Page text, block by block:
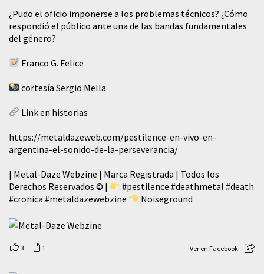
¿Pudo el oficio imponerse a los problemas técnicos? ¿Cómo
respondió el público ante una de las bandas fundamentales
del género?
Franco G. Felice
cortesía Sergio Mella
Link en historias
https://metaldazeweb.com/pestilence-en-vivo-en-
argentina-el-sonido-de-la-perseverancia/
| Metal-Daze Webzine | Marca Registrada | Todos los
Derechos Reservados © |
#pestilence #deathmetal #death
#cronica #metaldazewebzine Noiseground
3 1 Ver en Facebook